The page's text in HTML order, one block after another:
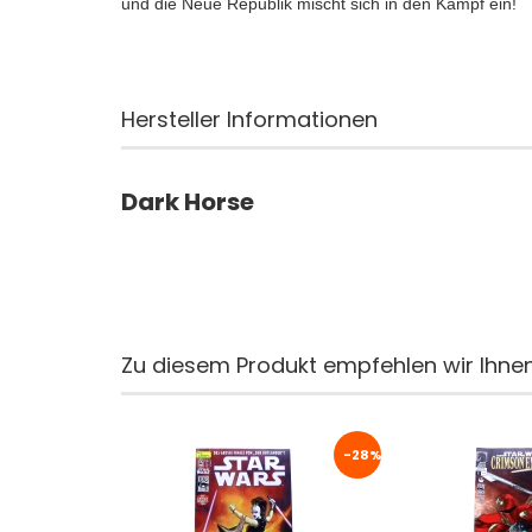
Hersteller Informationen
Dark Horse
Zu diesem Produkt empfehlen wir
-28%